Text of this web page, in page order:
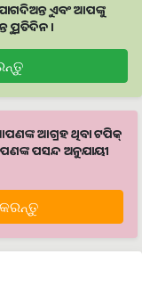
ଏବଂ ଆପଙ୍କୁ
ପ୍ରତିଦିନ ।
ଆଗ୍ରହ ଥିବା ଟପିକ୍‌
ପସନ୍ଦ ଅନୁଯାୟୀ